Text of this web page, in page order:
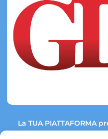
La TUA PIATTAFORMA
mercato